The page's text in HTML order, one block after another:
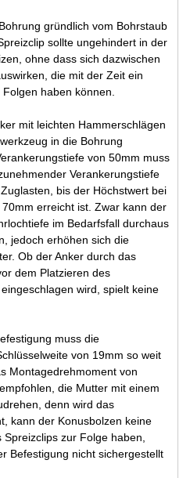
gründlich vom Bohrstaub
sollte ungehindert in der
ohne dass sich dazwischen
die mit der Zeit ein
haben können.
mit leichten Hammerschlägen
in die Bohrung
von 50mm muss
Verankerungstiefe
bis der Höchstwert bei
erreicht ist. Zwar kann der
im Bedarfsfall durchaus
jedoch erhöhen sich die
Ob der Anker durch das
dem Platzieren des
wird, spielt keine
muss die
von 19mm so weit
Montagedrehmoment von
die Mutter mit einem
denn wird das
kann der Konusbolzen keine
zur Folge haben,
Befestigung nicht sichergestellt